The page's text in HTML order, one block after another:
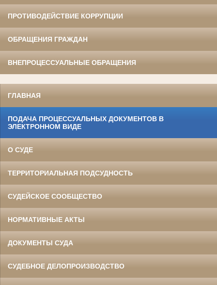
ПРОТИВОДЕЙСТВИЕ КОРРУПЦИИ
ОБРАЩЕНИЯ ГРАЖДАН
ВНЕПРОЦЕССУАЛЬНЫЕ ОБРАЩЕНИЯ
ГЛАВНАЯ
ПОДАЧА ПРОЦЕССУАЛЬНЫХ ДОКУМЕНТОВ В
ЭЛЕКТРОННОМ ВИДЕ
О СУДЕ
ТЕРРИТОРИАЛЬНАЯ ПОДСУДНОСТЬ
СУДЕЙСКОЕ СООБЩЕСТВО
НОРМАТИВНЫЕ АКТЫ
ДОКУМЕНТЫ СУДА
СУДЕБНОЕ ДЕЛОПРОИЗВОДСТВО